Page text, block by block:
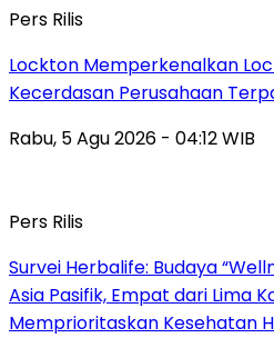
Pers Rilis
Lockton Memperkenalkan
Kecerdasan Perusahaan
Rabu, 5 Agu 2026 - 04:12 WIB
Pers Rilis
Survei Herbalife: Budaya
Asia Pasifik, Empat dari Lima
Memprioritaskan Kesehatan